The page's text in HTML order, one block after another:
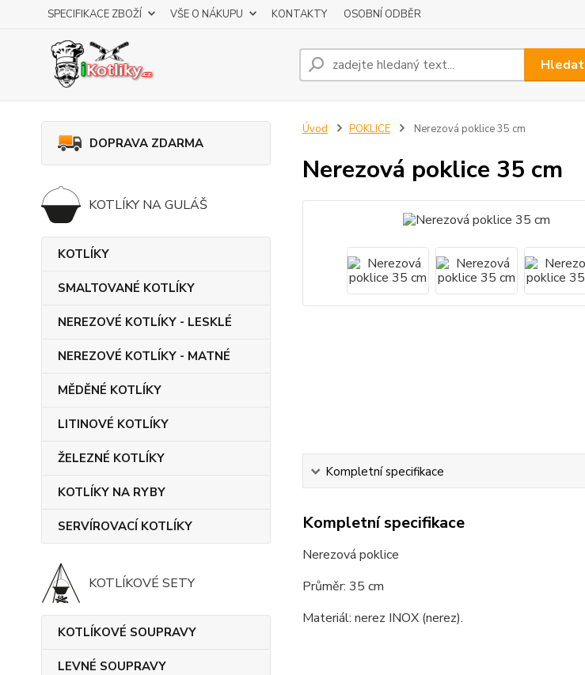
SPECIFIKACE ZBOŽÍ VŠE O NÁKUPU KONTAKTY OSOBNÍ ODBĚR
Hledat
DOPRAVA ZDARMA
KOTLÍKY NA GULÁŠ
KOTLÍKY
SMALTOVANÉ KOTLÍKY
NEREZOVÉ KOTLÍKY - LESKLÉ
NEREZOVÉ KOTLÍKY - MATNÉ
MĚDĚNÉ KOTLÍKY
LITINOVÉ KOTLÍKY
ŽELEZNÉ KOTLÍKY
KOTLÍKY NA RYBY
SERVÍROVACÍ KOTLÍKY
KOTLÍKOVÉ SETY
KOTLÍKOVÉ SOUPRAVY
LEVNÉ SOUPRAVY
Úvod POKLICE Nerezová poklice 35 cm
Nerezová poklice 35 cm
Kompletní specifikace
Kompletní specifikace
Nerezová poklice
Průměr: 35 cm
Materiál: nerez INOX (nerez).